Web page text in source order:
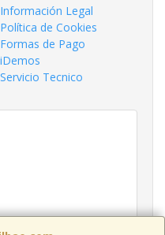
Información Legal
Política de Cookies
Formas de Pago
iDemos
Servicio Tecnico